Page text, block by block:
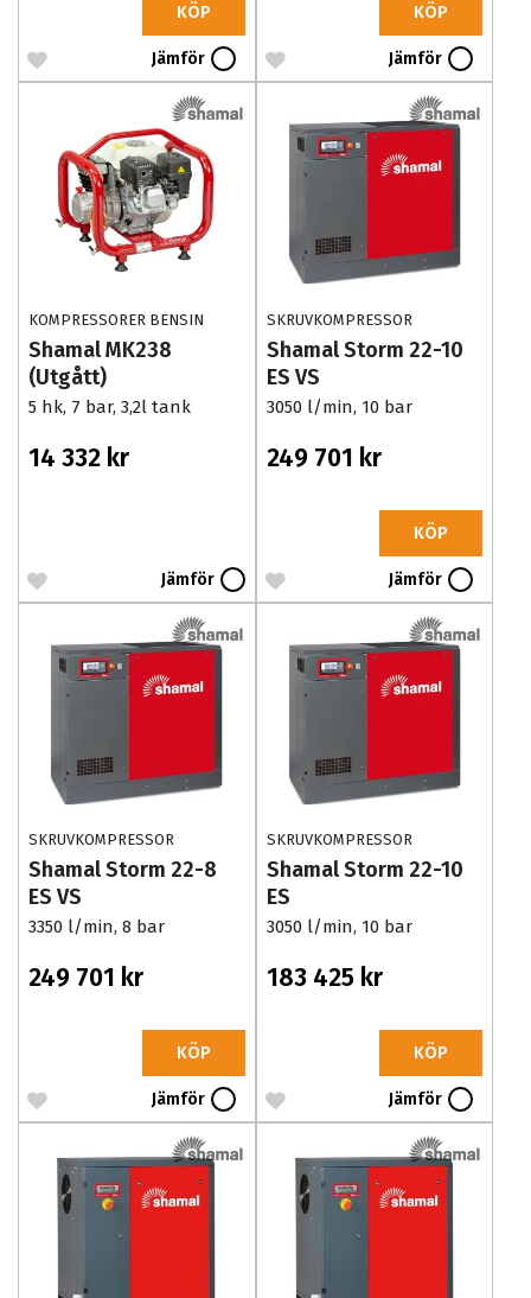
KÖP
Jämför
KÖP
Jämför
KOMPRESSORER BENSIN
Shamal MK238
(Utgått)
5 hk, 7 bar, 3,2l tank
14 332 kr
Jämför
SKRUVKOMPRESSOR
Shamal Storm 22-10
ES VS
3050 l/min, 10 bar
249 701 kr
KÖP
Jämför
SKRUVKOMPRESSOR
Shamal Storm 22-8
ES VS
3350 l/min, 8 bar
249 701 kr
KÖP
Jämför
SKRUVKOMPRESSOR
Shamal Storm 22-10
ES
3050 l/min, 10 bar
183 425 kr
KÖP
Jämför